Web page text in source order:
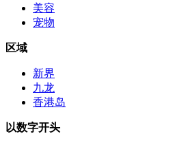
美容
宠物
区域
新界
九龙
香港岛
以数字开头